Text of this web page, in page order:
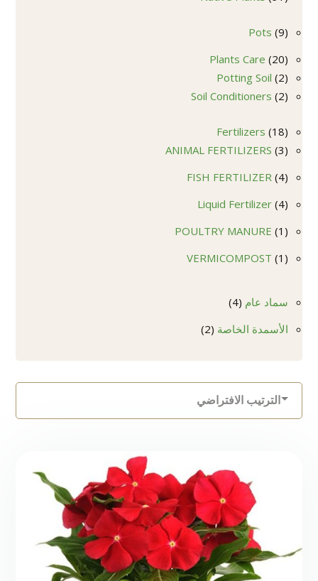
Pots 9
9
Plants Care 20
20
منتجPotting Soil 2
2
منتجات
Soil Conditioners 2
2
Fertilizers 18
18
منتجANIMAL FERTILIZERS 3
3
FISH FERTILIZER 4
4
Liquid Fertilizer 4
4
POULTRY MANURE 11
VERMICOMPOST 11
سماد عام 4
4
الأسمدة الخاصة 2
2